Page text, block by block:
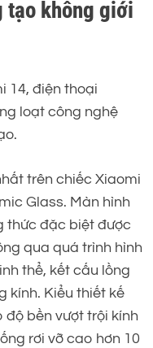
tạo không giới
14, điện thoại
loạt công nghệ
trên chiếc Xiaomi
Glass. Màn hình
thức đặc biệt được
qua quá trình hình
thể, kết cấu lồng
kính. Kiểu thiết kế
bền vượt trội kính
rơi vỡ cao hơn 10